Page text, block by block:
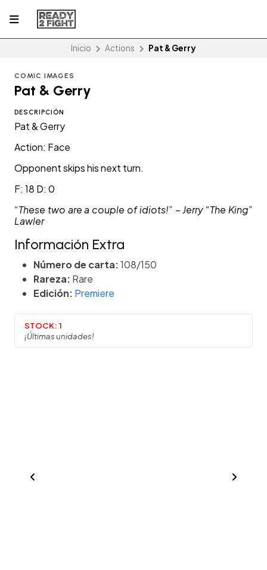
Inicio Actions Pat & Gerry
COMIC IMAGES
Pat & Gerry
DESCRIPCIÓN
Pat & Gerry
Action: Face
Opponent skips his next turn.
F: 18 D: 0
“These two are a couple of idiots!” – Jerry “The King”
Lawler
Información Extra
Número de carta:108/150
Rareza: Rare
Edición: Premiere
STOCK: 1
¡Últimas unidades!